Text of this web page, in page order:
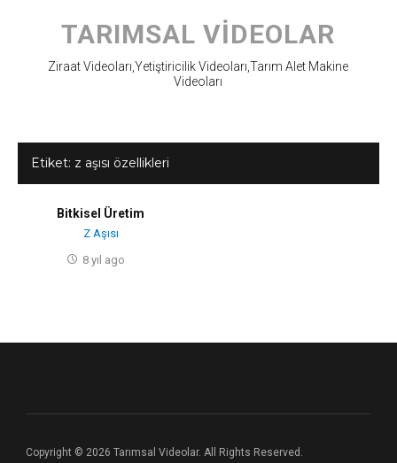
content
TARIMSAL VIDEOLAR
Ziraat Videoları,Yetiştiricilik Videoları,Tarım Alet Makine
Videoları
Etiket: z aşısı özellikleri
Bitkisel Üretim
Z Aşısı
8 yıl ago
Copyright © 2026 Tarımsal Videolar. All Rights Reserved.